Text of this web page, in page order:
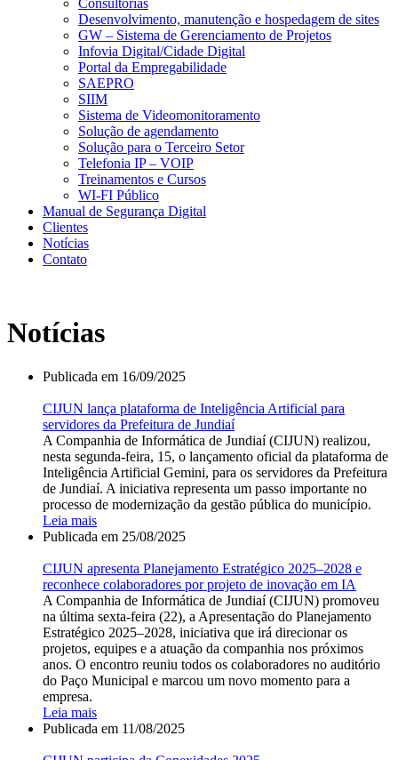
Consultorias
Desenvolvimento, manutenção e hospedagem de sites
GW – Sistema de Gerenciamento de Projetos
Infovia Digital/Cidade Digital
Portal da Empregabilidade
SAEPRO
SIIM
Sistema de Videomonitoramento
Solução de agendamento
Solução para o Terceiro Setor
Telefonia IP – VOIP
Treinamentos e Cursos
WI-FI Público
Manual de Segurança Digital
Clientes
Notícias
Contato
Notícias
Publicada em 16/09/2025
CIJUN lança plataforma de Inteligência Artificial para
servidores da Prefeitura de Jundiaí
A Companhia de Informática de Jundiaí (CIJUN) realizou,
nesta segunda-feira, 15, o lançamento oficial da plataforma de
Inteligência Artificial Gemini, para os servidores da Prefeitura
de Jundiaí. A iniciativa representa um passo importante no
processo de modernização da gestão pública do município.
Leia mais
Publicada em 25/08/2025
CIJUN apresenta Planejamento Estratégico 2025–2028 e
reconhece colaboradores por projeto de inovação em IA
A Companhia de Informática de Jundiaí (CIJUN) promoveu
na última sexta-feira (22), a Apresentação do Planejamento
Estratégico 2025–2028, iniciativa que irá direcionar os
projetos, equipes e a atuação da companhia nos próximos
anos. O encontro reuniu todos os colaboradores no auditório
do Paço Municipal e marcou um novo momento para a
empresa.
Leia mais
Publicada em 11/08/2025